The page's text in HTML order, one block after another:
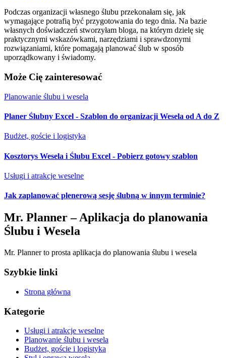
Podczas organizacji własnego ślubu przekonałam się, jak
wymagające potrafią być przygotowania do tego dnia. Na bazie
własnych doświadczeń stworzyłam bloga, na którym dzielę się
praktycznymi wskazówkami, narzędziami i sprawdzonymi
rozwiązaniami, które pomagają planować ślub w sposób
uporządkowany i świadomy.
Może Cię zainteresować
Planowanie ślubu i wesela
Planer Ślubny Excel - Szablon do organizacji Wesela od A do Z
Budżet, goście i logistyka
Kosztorys Wesela i Ślubu Excel - Pobierz gotowy szablon
Usługi i atrakcje weselne
Jak zaplanować plenerową sesję ślubną w innym terminie?
Mr. Planner – Aplikacja do planowania
Ślubu i Wesela
Mr. Planner to prosta aplikacja do planowania ślubu i wesela
Szybkie linki
Strona główna
Kategorie
Usługi i atrakcje weselne
Planowanie ślubu i wesela
Budżet, goście i logistyka